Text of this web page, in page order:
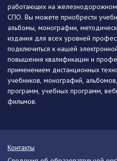
работающих на
СПО. Вы можете приобрести
альбомы, монографии,
издания для всех уровней
подключиться к нашей
повышения квалификации и
применением дистанционных
учебников, монографий,
программ, учебных программ,
фильмов.
Контакты